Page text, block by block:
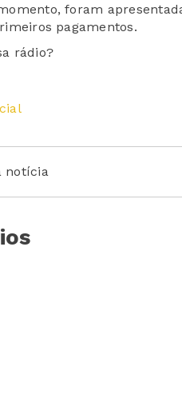
foram
pagamentos.
rádio?
notícia